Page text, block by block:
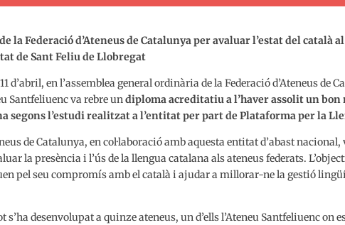
la Federació d’Ateneus de Catalunya per avaluar l’estat del català
de Sant Feliu de Llobregat
d’abril, en l’assemblea general ordinària de la Federació d’Ateneus de
Santfeliuenc va rebre undiploma acreditatiu a l’haver assolit un
segons l’estudi realitzat a l’entitat per part de Plataforma per la
de Catalunya, en col·laboració amb aquesta entitat d’abast
la presència i l’ús de la llengua catalana als ateneus federats.
pel seu compromís amb el català i ajudar a millorar-ne la gestió
s’ha desenvolupat a quinze ateneus, un d’ells l’Ateneu Santfeliuenc on